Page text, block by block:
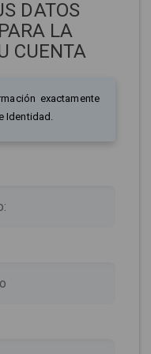
DATOS
LA
CUENTA
exactamente
Identidad.